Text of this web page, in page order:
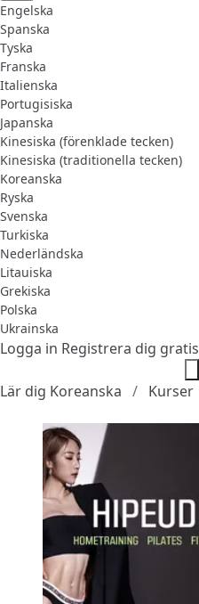
Engelska
Spanska
Tyska
Franska
Italienska
Portugisiska
Japanska
Kinesiska (förenklade tecken)
Kinesiska (traditionella tecken)
Koreanska
Ryska
Svenska
Turkiska
Nederländska
Litauiska
Grekiska
Polska
Ukrainska
Logga in Registrera dig gratis
Lär dig Koreanska Kurser